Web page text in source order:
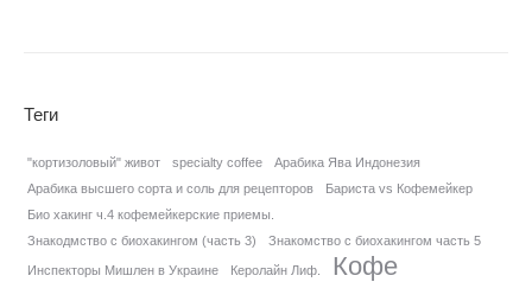
Теги
"кортизоловый" живот specialty coffee
Арабика Ява Индонезия
Арабика высшего сорта и соль для рецепторов
Бариста vs Кофемейкер
Био хакинг ч.4 кофемейкерские приемы.
Знакодмство с биохакингом (часть 3)
Знакомство с биохакингом часть 5
Инспекторы Мишлен в Украине Керолайн Лиф. Кофе